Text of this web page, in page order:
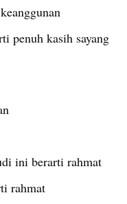
penuh kasih sayang
ini berarti rahmat
rahmat